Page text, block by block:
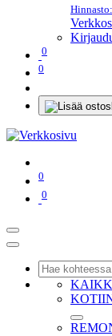
Hinnasto:
0
0
0
0